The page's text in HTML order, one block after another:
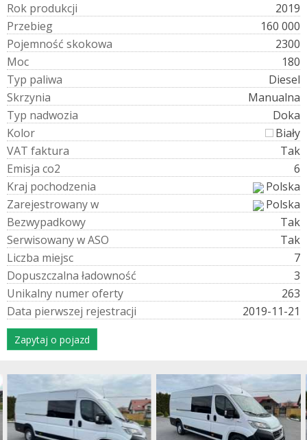
Rok produkcji
2019
Przebieg
160 000
Pojemność skokowa
2300
Moc
180
Typ paliwa
Diesel
Skrzynia
Manualna
Typ nadwozia
Doka
Kolor
Biały
VAT faktura
Tak
Emisja co2
6
Kraj pochodzenia
Polska
Zarejestrowanyw
Polska
Bezwypadkowy
Tak
SerwisowanywASO
Tak
Liczba miejsc
7
Dopuszczalna ładowność
3
Unikalny numeroferty
263
Data pierwszej rejestracji 2019-11-21
Zapytaj o pojazd